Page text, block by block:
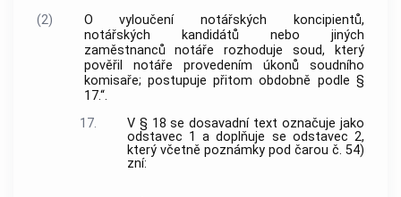
(2)
O vyloučení notářských koncipientů,
notářských kandidátů nebo jiných
zaměstnanců notáře rozhoduje soud, který
pověřil notáře provedením úkonů soudního
komisaře; postupuje přitom obdobně podle §
17.“.
17.
V § 18 se dosavadní text označuje jako
odstavec 1 a doplňuje se odstavec 2,
který včetně poznámky pod čarou č. 54)
zní: